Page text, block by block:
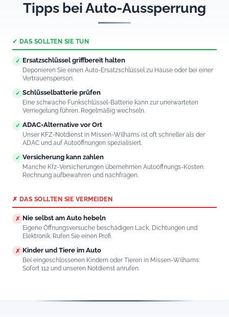
Tipps bei Auto-Aussperrung
✓ DAS SOLLTEN SIE TUN
✓ Ersatzschlüssel griffbereit halten
Deponieren Sie einen Auto-Ersatzschlüssel zu Hause oder bei einer
Vertrauensperson.
✓ Schlüsselbatterie prüfen
Eine schwache Funkschlüssel-Batterie kann zur unerwarteten
Verriegelung führen. Regelmäßig wechseln.
✓ ADAC-Alternative vor Ort
Unser KFZ-Notdienst in Missen-Wilhams ist oft schneller als der
ADAC und auf Autoöffnungen spezialisiert.
✓ Versicherung kann zahlen
Manche Kfz-Versicherungen übernehmen Autoöffnungs-Kosten.
Rechnung aufbewahren und nachfragen.
✗ DAS SOLLTEN SIE VERMEIDEN
✗ Nie selbst am Auto hebeln
Eigene Öffnungsversuche beschädigen Lack, Dichtungen und
Elektronik. Rufen Sie einen Profi.
✗ Kinder und Tiere im Auto
Bei eingeschlossenen Kindern oder Tieren in Missen-Wilhams:
Sofort 112 und unseren Notdienst anrufen.